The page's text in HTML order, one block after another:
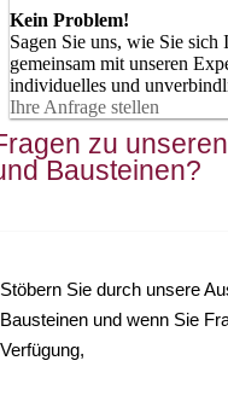
Kein Problem!
Sagen Sie uns, wie Sie
gemeinsam mit unseren
individuelles und
Ihre Anfrage stellen
zu
Bausteinen?
Stöbern Sie durch unsere
Bausteinen und wenn Sie
Verfügung,